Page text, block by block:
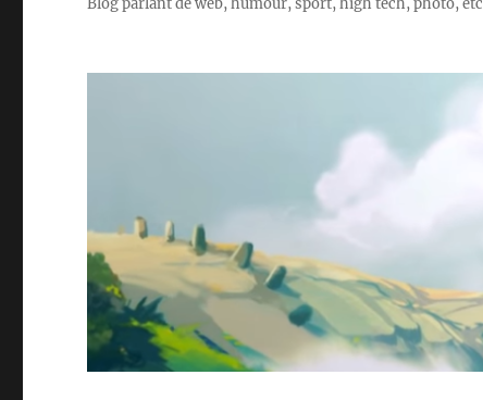
Blog parlant de web, humour, sport, high tech, photo, etc